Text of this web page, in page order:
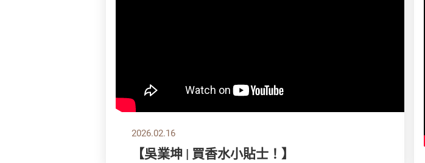
2026.02.16
【吳業坤 | 買香水小貼士！】